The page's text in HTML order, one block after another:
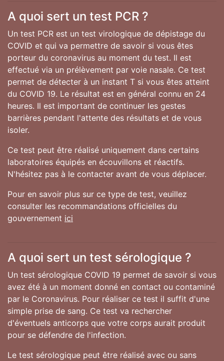
A quoi sert un test PCR ?
Un test PCR est un test virologique de dépistage du
COVID et qui va permettre de savoir si vous êtes
porteur du coronavirus au moment du test. Il est
effectué via un prélèvement par voie nasale. Ce test
permet de détecter à un instant T si vous êtes atteint
du COVID 19. Le résultat est en général connu en 24
heures. Il est important de continuer les gestes
barrières pendant l'attente des résultats et de vous
isoler.
Ce test peut être réalisé uniquement dans certains
laboratoires équipés en écouvillons et réactifs.
N'hésitez pas à le contacter avant de vous déplacer.
Pour en savoir plus sur ce type de test, veuillez
consulter les recommandations officielles du
gouvernement ici
A quoi sert un test sérologique ?
Un test sérologique COVID 19 permet de savoir si vous
avez été à un moment donné en contact ou contaminé
par le Coronavirus. Pour réaliser ce test il suffit d'une
simple prise de sang. Ce test va rechercher
d'éventuels anticorps que votre corps aurait produit
pour se défendre de l'infection.
Le test sérologique peut être réalisé avec ou sans